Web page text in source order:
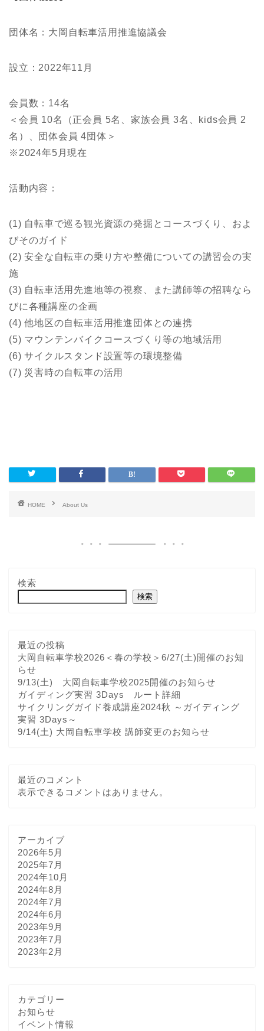
団体名：大岡自転車活用推進協議会
設立：2022年11月
会員数：14名
＜会員 10名（正会員 5名、家族会員 3名、kids会員 2
名）、団体会員 4団体＞
※2024年5月現在
活動内容：
(1) 自転車で巡る観光資源の発掘とコースづくり、およ
びそのガイド
(2) 安全な自転車の乗り方や整備についての講習会の実
施
(3) 自転車活用先進地等の視察、また講師等の招聘なら
びに各種講座の企画
(4) 他地区の自転車活用推進団体との連携
(5) マウンテンバイクコースづくり等の地域活用
(6) サイクルスタンド設置等の環境整備
(7) 災害時の自転車の活用
HOME About Us
検索
検索
最近の投稿
大岡自転車学校2026＜春の学校＞6/27(土)開催のお知
らせ
9/13(土) 大岡自転車学校2025開催のお知らせ
ガイディング実習 3Days ルート詳細
サイクリングガイド養成講座2024秋 ～ガイディング
実習 3Days～
9/14(土) 大岡自転車学校 講師変更のお知らせ
最近のコメント
表示できるコメントはありません。
アーカイブ
2026年5月
2025年7月
2024年10月
2024年8月
2024年7月
2024年6月
2023年9月
2023年7月
2023年2月
カテゴリー
お知らせ
イベント情報